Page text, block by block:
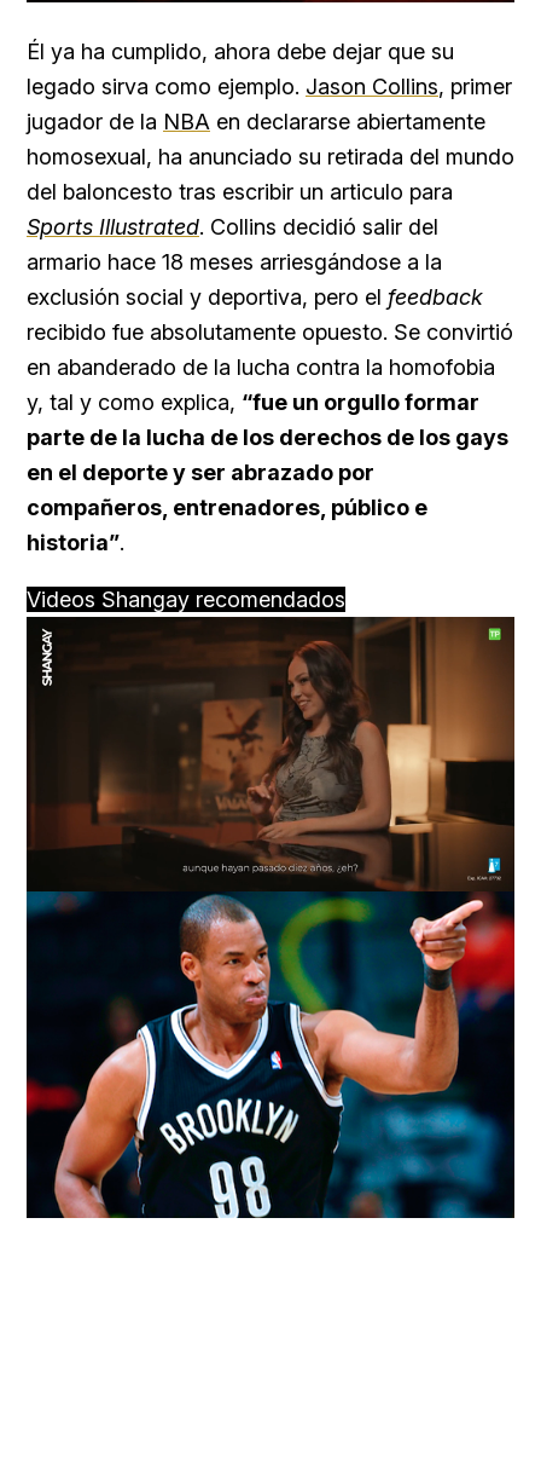
Él ya ha cumplido, ahora debe dejar que su
legado sirva como ejemplo. Jason Collins, primer
jugador de la NBA en declararse abiertamente
homosexual, ha anunciado su retirada del mundo
del baloncesto tras escribir un articulo para
Sports Illustrated. Collins decidió salir del
armario hace 18 meses arriesgándose a la
exclusión social y deportiva, pero el feedback
recibido fue absolutamente opuesto. Se convirtió
en abanderado de la lucha contra la homofobia
y, tal y como explica, “fue un orgullo formar
parte de la lucha de los derechos de los gays
en el deporte y ser abrazado por
compañeros, entrenadores, público e
historia”.
Videos Shangay recomendados
Loaded
76.68%